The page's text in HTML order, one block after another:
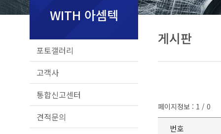
WITH 아셈텍
포토갤러리
고객사
통합신고센터
견적문의
게시판
페이지정보 : 1 / 0
번호